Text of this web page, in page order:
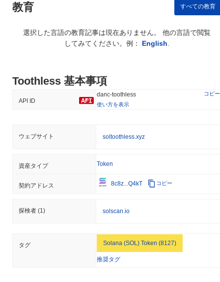
教育 すべての教育
選択した言語の教育記事は現在ありません。 他の言語で閲覧
してみてください。例： English
Toothless 基本事項
API ID
danc-toothless
コピー
使い方を表示
ウェブサイト soltoothless.xyz
資産タイプ Token
契約アドレス 8c8z...Q4kT コピー
探検者 (1) solscan.io
タグ Solana (SOL) Token (8127)
推奨タグ